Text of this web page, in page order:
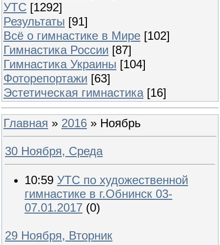
УТС [1292]
Результаты [91]
Всё о гимнастике в Мире [102]
Гимнастика России [87]
Гимнастика Украины [104]
Фоторепортажи [63]
Эстетическая гимнастика [16]
Главная » 2016 » Ноябрь
30 Ноября, Среда
10:59 УТС по художественной
гимнастике в г.Обнинск 03-
07.01.2017 (0)
29 Ноября, Вторник